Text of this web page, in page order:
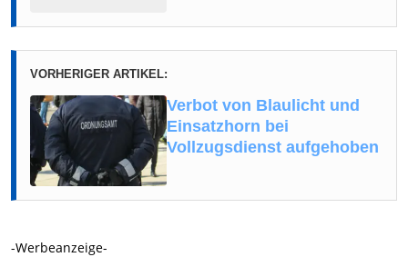
VORHERIGER ARTIKEL:
Verbot von Blaulicht und
Einsatzhorn bei
Vollzugsdienst aufgehoben
-Werbeanzeige-